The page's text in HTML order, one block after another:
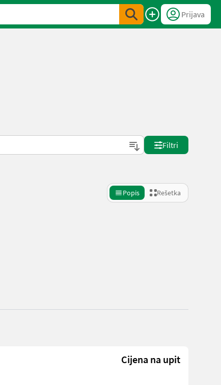
Prijava
Filtri
Popis Rešetka
Cijena na upit